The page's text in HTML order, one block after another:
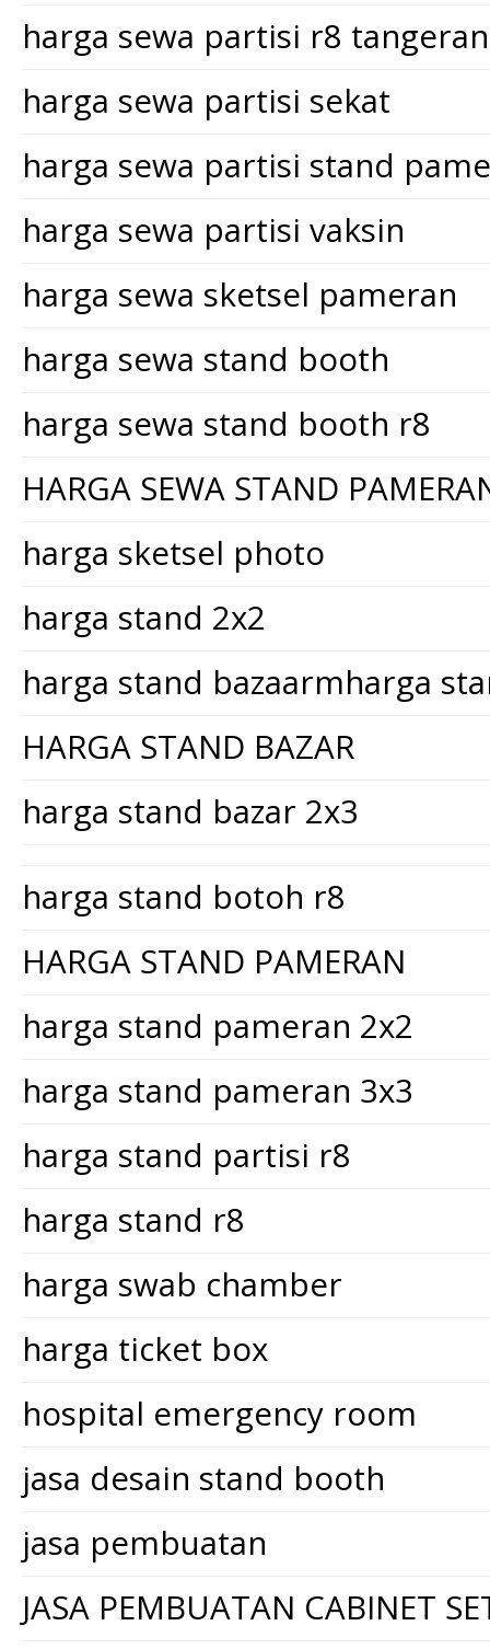
harga sewa partisi r8
harga sewa partisi sekat
harga sewa partisi stand
harga sewa partisi vaksin
harga sewa sketsel pameran
harga sewa stand booth
harga sewa stand booth r8
HARGA SEWA STAND
harga sketsel photo
harga stand 2x2
harga stand bazaarmharga
HARGA STAND BAZAR
harga stand bazar 2x3
harga stand botoh r8
HARGA STAND PAMERAN
harga stand pameran 2x2
harga stand pameran 3x3
harga stand partisi r8
harga stand r8
harga swab chamber
harga ticket box
hospital emergency room
jasa desain stand booth
jasa pembuatan
JASA PEMBUATAN CABINET